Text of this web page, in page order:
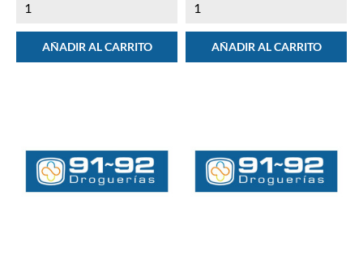
AÑADIR AL CARRITO AÑADIR AL CARRITO